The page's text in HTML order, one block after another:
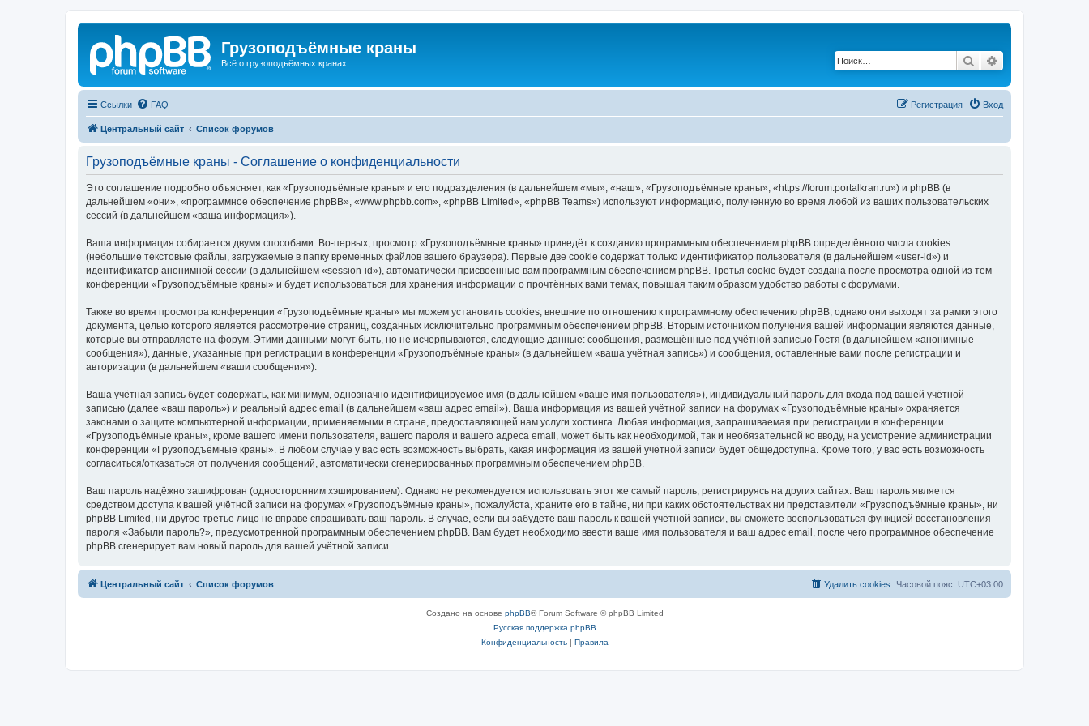
Грузоподъёмные краны
Всё о грузоподъёмных кранах Поиск
Ссылки FAQ Вход
Регистрация
Центральный сайт Список форумов
Грузоподъёмные краны - Соглашение о конфиденциальности
Это соглашение подробно объясняет, как «Грузоподъёмные краны» и его подразделения (в дальнейшем «мы», «наш», «Грузоподъёмные краны», «https://forum.portalkran.ru») и phpBB (в
дальнейшем «они», «программное обеспечение phpBB», «www.phpbb.com», «phpBB Limited», «phpBB Teams») используют информацию, полученную во время любой из ваших пользовательских
сессий (в дальнейшем «ваша информация»).
Ваша информация собирается двумя способами. Во-первых, просмотр «Грузоподъёмные краны» приведёт к созданию программным обеспечением phpBB определённого числа cookies
(небольшие текстовые файлы, загружаемые в папку временных файлов вашего браузера). Первые две cookie содержат только идентификатор пользователя (в дальнейшем «user-id») и
идентификатор анонимной сессии (в дальнейшем «session-id»), автоматически присвоенные вам программным обеспечением phpBB. Третья cookie будет создана после просмотра одной из тем
конференции «Грузоподъёмные краны» и будет использоваться для хранения информации о прочтённых вами темах, повышая таким образом удобство работы с форумами.
Также во время просмотра конференции «Грузоподъёмные краны» мы можем установить cookies, внешние по отношению к программному обеспечению phpBB, однако они выходят за рамки этого
документа, целью которого является рассмотрение страниц, созданных исключительно программным обеспечением phpBB. Вторым источником получения вашей информации являются данные,
которые вы отправляете на форум. Этими данными могут быть, но не исчерпываются, следующие данные: сообщения, размещённые под учётной записью Гостя (в дальнейшем «анонимные
сообщения»), данные, указанные при регистрации в конференции «Грузоподъёмные краны» (в дальнейшем «ваша учётная запись») и сообщения, оставленные вами после регистрации и
авторизации (в дальнейшем «ваши сообщения»).
Ваша учётная запись будет содержать, как минимум, однозначно идентифицируемое имя (в дальнейшем «ваше имя пользователя»), индивидуальный пароль для входа под вашей учётной
записью (далее «ваш пароль») и реальный адрес email (в дальнейшем «ваш адрес email»). Ваша информация из вашей учётной записи на форумах «Грузоподъёмные краны» охраняется
законами о защите компьютерной информации, применяемыми в стране, предоставляющей нам услуги хостинга. Любая информация, запрашиваемая при регистрации в конференции
«Грузоподъёмные краны», кроме вашего имени пользователя, вашего пароля и вашего адреса email, может быть как необходимой, так и необязательной ко вводу, на усмотрение администрации
конференции «Грузоподъёмные краны». В любом случае у вас есть возможность выбрать, какая информация из вашей учётной записи будет общедоступна. Кроме того, у вас есть возможность
согласиться/отказаться от получения сообщений, автоматически сгенерированных программным обеспечением phpBB.
Ваш пароль надёжно зашифрован (односторонним хэшированием). Однако не рекомендуется использовать этот же самый пароль, регистрируясь на других сайтах. Ваш пароль является
средством доступа к вашей учётной записи на форумах «Грузоподъёмные краны», пожалуйста, храните его в тайне, ни при каких обстоятельствах ни представители «Грузоподъёмные краны», ни
phpBB Limited, ни другое третье лицо не вправе спрашивать ваш пароль. В случае, если вы забудете ваш пароль к вашей учётной записи, вы сможете воспользоваться функцией восстановления
пароля «Забыли пароль?», предусмотренной программным обеспечением phpBB. Вам будет необходимо ввести ваше имя пользователя и ваш адрес email, после чего программное обеспечение
phpBB сгенерирует вам новый пароль для вашей учётной записи.
Центральный сайт Список форумов Часовой пояс: UTC+03:00
Удалить cookies
Создано на основе phpBB® Forum Software © phpBB Limited
Русская поддержка phpBB
Конфиденциальность| Правила